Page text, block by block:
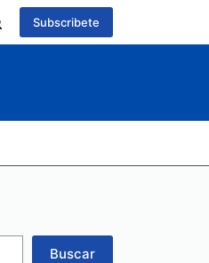
Subscribete
Buscar